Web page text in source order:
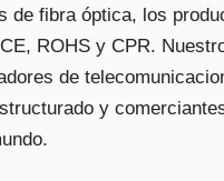
de fibra óptica, los
ROHS y CPR.
de
y